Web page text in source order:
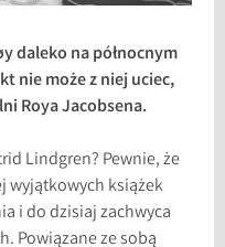
daleko na północnym
nie może z niej uciec,
Roya Jacobsena.
Lindgren? Pewnie, że
wyjątkowych książek
i do dzisiaj zachwyca
Powiązane ze sobą